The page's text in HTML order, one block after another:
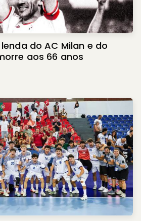
do AC Milan e do
aos 66 anos